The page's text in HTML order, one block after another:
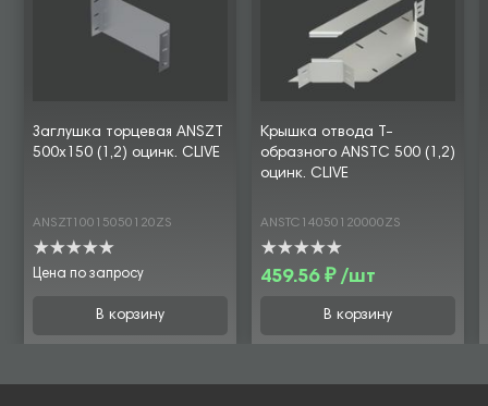
Заглушка торцевая ANSZT
500х150 (1,2) оцинк. CLIVE
ANSZT10015050120ZS
Цена по запросу
В корзину
Крышка отвода Т-
образного ANSTC 500 (1,2)
оцинк. CLIVE
ANSTC14050120000ZS
459.56 ₽ /шт
В корзину